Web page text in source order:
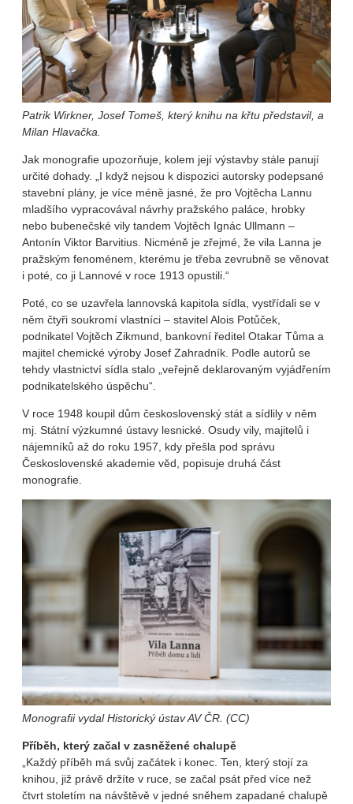
Patrik Wirkner, Josef Tomeš, který knihu na křtu představil, a
Milan Hlavačka.
Jak monografie upozorňuje, kolem její výstavby stále panují
určité dohady. „I když nejsou k dispozici autorsky podepsané
stavební plány, je více méně jasné, že pro Vojtěcha Lannu
mladšího vypracovával návrhy pražského paláce, hrobky
nebo bubenečské vily tandem Vojtěch Ignác Ullmann –
Antonín Viktor Barvitius. Nicméně je zřejmé, že vila Lanna je
pražským fenoménem, kterému je třeba zevrubně se věnovat
i poté, co ji Lannové v roce 1913 opustili.“
Poté, co se uzavřela lannovská kapitola sídla, vystřídali se v
něm čtyři soukromí vlastníci – stavitel Alois Potůček,
podnikatel Vojtěch Zikmund, bankovní ředitel Otakar Tůma a
majitel chemické výroby Josef Zahradník. Podle autorů se
tehdy vlastnictví sídla stalo „veřejně deklarovaným vyjádřením
podnikatelského úspěchu“.
V roce 1948 koupil dům československý stát a sídlily v něm
mj. Státní výzkumné ústavy lesnické. Osudy vily, majitelů i
nájemníků až do roku 1957, kdy přešla pod správu
Československé akademie věd, popisuje druhá část
monografie.
Monografii vydal Historický ústav AV ČR. (CC)
Příběh, který začal v zasněžené chalupě
„Každý příběh má svůj začátek i konec. Ten, který stojí za
knihou, již právě držíte v ruce, se začal psát před více než
čtvrt stoletím na návštěvě v jedné sněhem zapadané chalupě